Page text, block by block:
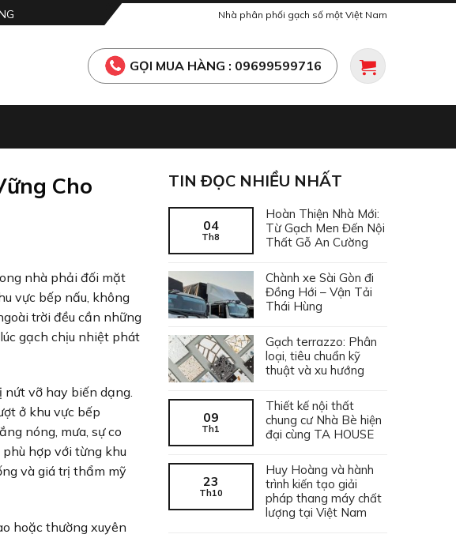
Nhà phân phối gạch số một Việt Nam
GỌI MUA HÀNG : 09699599716
Cho
nhà phải đối mặt
vực bếp nấu, không
trời đều cần những
gạch chịu nhiệt phát
nứt vỡ hay biến dạng.
ở khu vực bếp
nóng, mưa, sự co
hợp với từng khu
và giá trị thẩm mỹ
hoặc thường xuyên
TIN ĐỌC NHIỀU NHẤT
04
Th8
Hoàn Thiện Nhà Mới:
Từ Gạch Men Đến Nội
Thất Gỗ An Cường
Chành xe Sài Gòn đi
Đồng Hới – Vận Tải
Thái Hùng
Gạch terrazzo: Phân
loại, tiêu chuẩn kỹ
thuật và xu hướng
09
Th1
Thiết kế nội thất
chung cư Nhà Bè hiện
đại cùng TA HOUSE
23
Th10
Huy Hoàng và hành
trình kiến tạo giải
pháp thang máy chất
lượng tại Việt Nam